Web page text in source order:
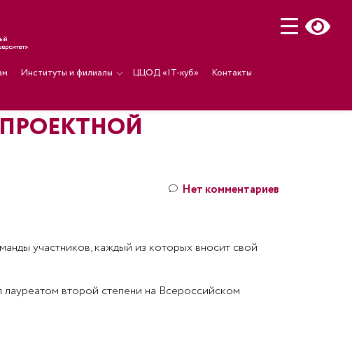
Институты и филиалы ЦЦОД «IT-куб»
Контакты
Нет комментариев
участников, каждый из которых вносит свой
второй степени на Всероссийском